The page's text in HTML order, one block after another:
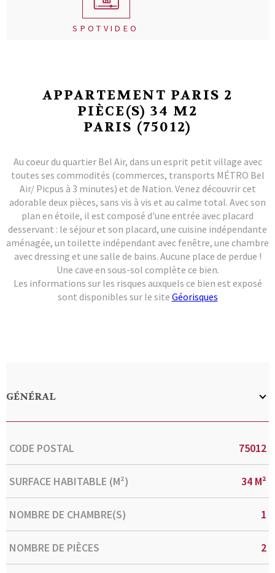
SPOTVIDEO
APPARTEMENT PARIS 2
PIÈCE(S) 34 M2
PARIS (75012)
Au coeur du quartier Bel Air, dans un esprit petit village avec
toutes ses commodités (commerces, transports MÉTRO Bel
Air/ Picpus à 3 minutes) et de Nation. Venez découvrir cet
adorable deux pièces, sans vis à vis et au calme total. Avec son
plan en étoile, il est composé d'une entrée avec placard
desservant : le séjour et son placard, une cuisine indépendante
aménagée, un toilette indépendant avec fenêtre, une chambre
avec dressing et une salle de bains. Aucune place de perdue !
Une cave en sous-sol complète ce bien.
Les informations sur les risques auxquels ce bien est exposé
sont disponibles sur le site Géorisques
GÉNÉRAL
Caractérisque
CODE POSTAL 75012
SURFACE HABITABLE (M²) 34 M²
NOMBRE DE CHAMBRE(S) 1
NOMBRE DE PIÈCES 2